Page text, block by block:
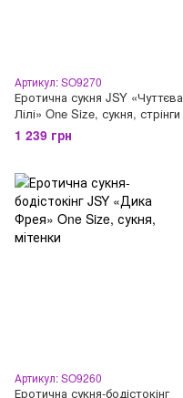
Артикул: SO9270
Еротична сукня JSY «Чуттєва
Лілі» One Size, сукня, стрінги
1 239 грн
Артикул: SO9260
Еротична сукня-бодістокінг